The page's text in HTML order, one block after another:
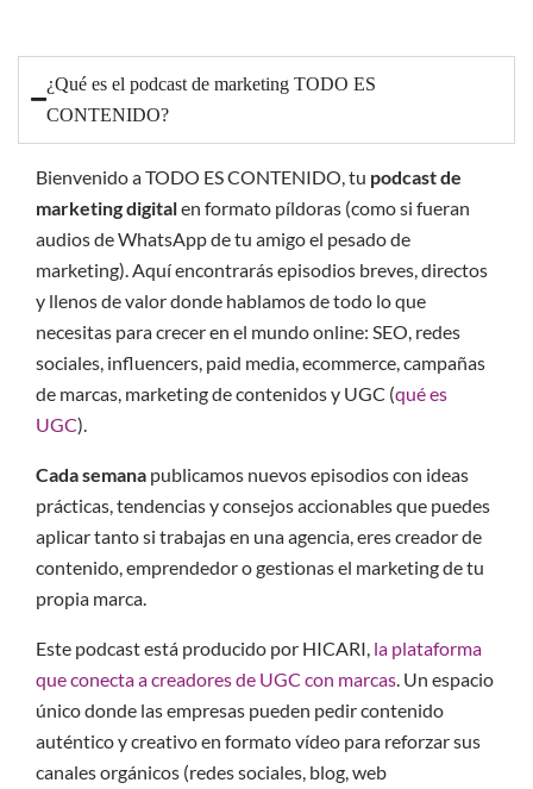
¿Qué es el podcast de marketing TODO ES
CONTENIDO?
Bienvenido a TODO ES CONTENIDO, tu podcast de
marketing digitalen formato píldoras (como si fueran
audios de WhatsApp de tu amigo el pesado de
marketing). Aquí encontrarás episodios breves, directos
y llenos de valor donde hablamos de todo lo que
necesitas para crecer en el mundo online: SEO, redes
sociales, influencers, paid media, ecommerce, campañas
de marcas, marketing de contenidos y UGC (qué es
UGC).
Cada semana publicamos nuevos episodios con ideas
prácticas, tendencias y consejos accionables que puedes
aplicar tanto si trabajas en una agencia, eres creador de
contenido, emprendedor o gestionas el marketing de tu
propia marca.
Este podcast está producido por HICARI, la plataforma
que conecta a creadores de UGC con marcas . Un espacio
único donde las empresas pueden pedir contenido
auténtico y creativo en formato vídeo para reforzar sus
canales orgánicos (redes sociales, blog, web